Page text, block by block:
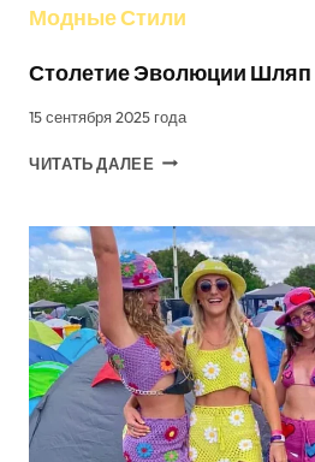
Модные Стили
Столетие Эволюции Шляп
15 сентября 2025 года
ЧИТАТЬ ДАЛЕЕ СТОЛЕТИЕ
В
ЕВРОПЕ